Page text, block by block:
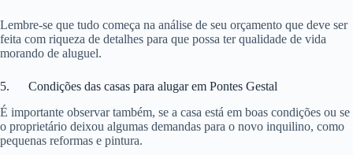
Lembre-se que tudo começa na análise de seu orçamento que deve ser
feita com riqueza de detalhes para que possa ter qualidade de vida
morando de aluguel.
5. Condições das casas para alugar em Pontes Gestal
É importante observar também, se a casa está em boas condições ou se
o proprietário deixou algumas demandas para o novo inquilino, como
pequenas reformas e pintura.